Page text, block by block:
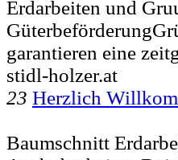
Erdarbeiten und
garantieren eine
stidl-holzer.at
23 Herzlich
Baumschnitt